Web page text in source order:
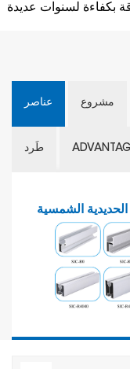
عناصر مشروع
طَرد
الشمسية